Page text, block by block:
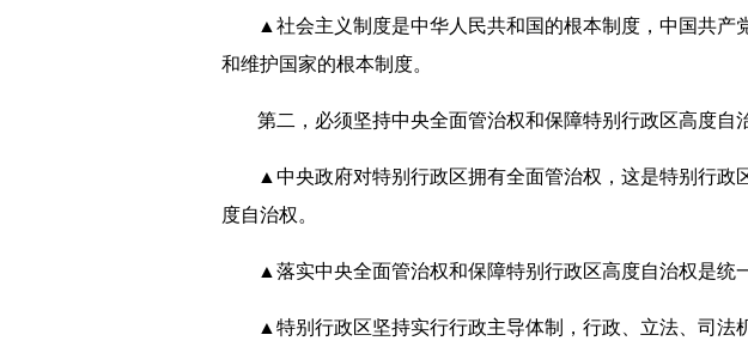
▲社会主义制度是中华人民共和国的根本制度，中国共
和维护国家的根本制度。
第二，必须坚持中央全面管治权和保障特别行政区高度自
▲中央政府对特别行政区拥有全面管治权，这是特别行
度自治权。
▲落实中央全面管治权和保障特别行政区高度自治权是统
▲特别行政区坚持实行行政主导体制，行政、立法、司